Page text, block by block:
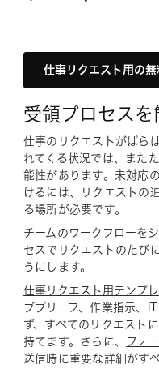
仕事リクエスト用の
受領プロセスを
仕事のリクエストがばら
れてくる状況では、また
能性があります。未対応
けるには、リクエストの
る場所が必要です。
チームの ワークフローを
セスでリクエストのたび
うにします。
仕事リクエスト用テンプ
ブブリーフ、作業指示、
ず、すべてのリクエスト
持てます。さらに、
フォ
送信時に重要な詳細がす